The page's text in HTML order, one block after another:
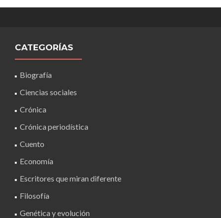
CATEGORÍAS
Biografía
Ciencias sociales
Crónica
Crónica periodística
Cuento
Economía
Escritores que miran diferente
Filosofía
Genética y evolución